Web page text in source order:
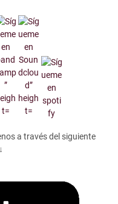
a través del siguiente